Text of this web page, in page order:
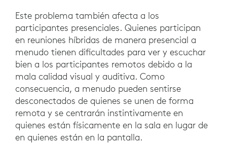
Este problema también afecta a los
participantes presenciales. Quienes participan
en reuniones híbridas de manera presencial a
menudo tienen dificultades para ver y escuchar
bien a los participantes remotos debido a la
mala calidad visual y auditiva. Como
consecuencia, a menudo pueden sentirse
desconectados de quienes se unen de forma
remota y se centrarán instintivamente en
quienes están físicamente en la sala en lugar de
en quienes están en la pantalla.